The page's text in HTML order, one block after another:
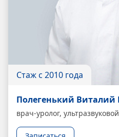
Стаж с 2010 года
Полегенький
врач-уролог,